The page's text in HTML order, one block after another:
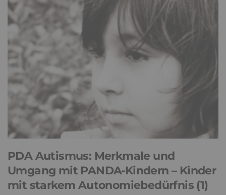
PDA Autismus: Merkmale und
Umgang mit PANDA-Kindern – Kinder
mit starkem Autonomiebedürfnis (1)